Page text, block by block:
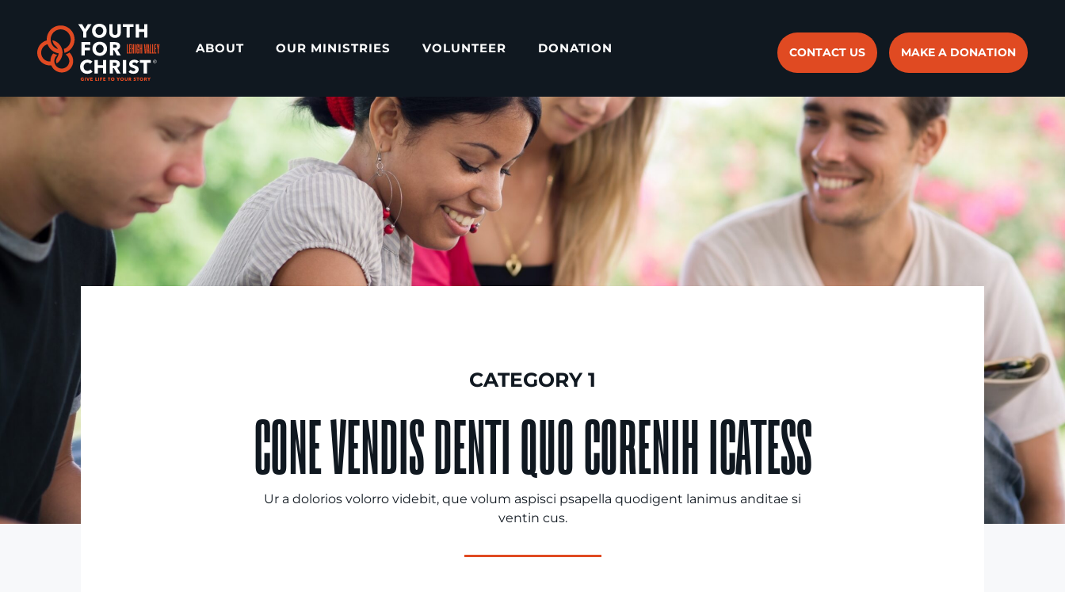
ABOUT OUR MINISTRIES VOLUNTEER DONATION CONTACT US MAKE A DONATION
CATEGORY 1
CONE VENDIS DENTI QUO CORENIH ICATESS
Ur a dolorios volorro videbit, que volum aspisci psapella quodigent lanimus anditae si
ventin cus.